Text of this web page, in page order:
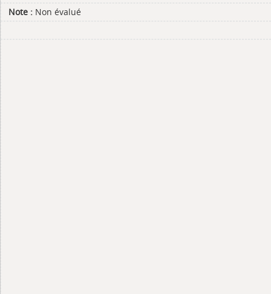
Note : Non évalué